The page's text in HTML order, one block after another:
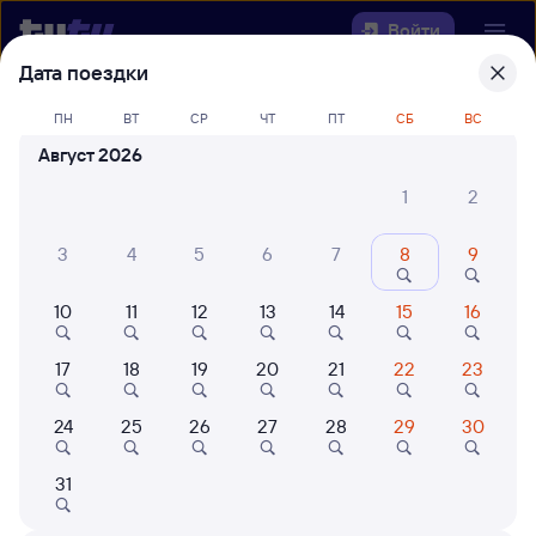
Войти
Выберите день, чтобы найтиж/д
билеты Омск — Тамерлан
Куда
Когда
Кто едет
Найти поезда
Дата поездки
ПН ВТ СР ЧТ ПТ СБ ВС
Август 2026
1
2
3 4 5 6 7 8 9
10 11 12 13 14 15 16
17 18 19 20 21 22 23
24 25 26 27 28 29 30
31